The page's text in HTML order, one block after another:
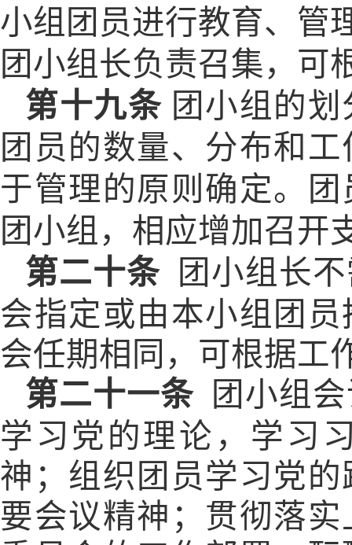
小组团员进行教育、管
团小组长负责召集，可
第十九条 团小组的
团员的数量、分布和
于管理的原则确定。
团小组，相应增加召开
第二十条
团小组长
会指定或由本小组团
会任期相同，可根据工
第二十一条
团小组
学习党的理论，学习
神；组织团员学习党
要会议精神；贯彻落